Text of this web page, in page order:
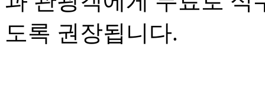
도록 권장됩니다.